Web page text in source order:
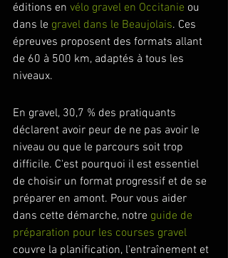
éditions en vélo gravel en Occitanie ou
dans le gravel dans le Beaujolais. Ces
épreuves proposent des formats allant
de 60 à 500 km, adaptés à tous les
niveaux.
En gravel, 30,7 % des pratiquants
déclarent avoir peur de ne pas avoir le
niveau ou que le parcours soit trop
difficile. C'est pourquoi il est essentiel
de choisir un format progressif et de se
préparer en amont. Pour vous aider
dans cette démarche, notre guide de
préparation pour les courses gravel
couvre la planification, l'entraînement et